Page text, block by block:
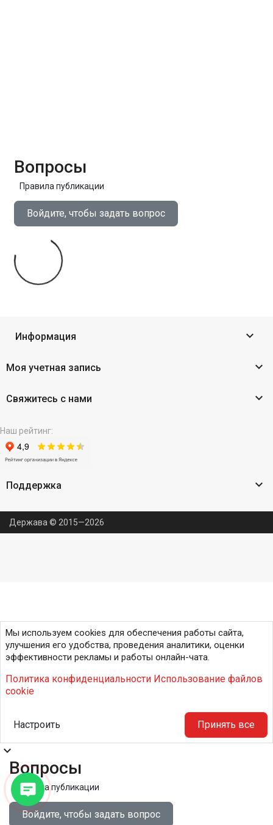
Вопросы
Правила публикации
Войдите, чтобы задать вопрос
Информация 
Моя учетная запись 
Свяжитесь с нами 
Наш рейтинг:
Поддержка 
Держава © 2015—2026
Мы используем cookies для обеспечения работы сайта,
улучшения его удобства, проведения аналитики, оценки
эффективности рекламы и работы онлайн-чата.
Политика конфиденциальности Использование файлов
cookie
Настроить Принять все
expand_more
Вопросы
Правила публикации
Войдите, чтобы задать вопрос